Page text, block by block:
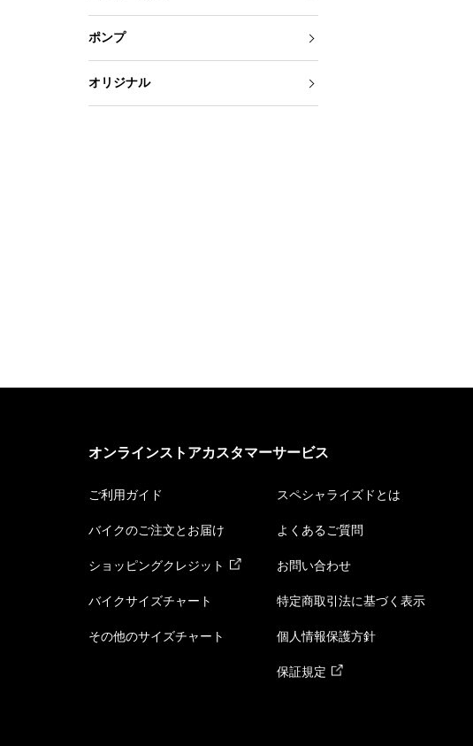
ポンプ
オリジナル
オンラインストアカスタマーサービス
ご利用ガイド
バイクのご注文とお届け
ショッピングクレジット
バイクサイズチャート
その他のサイズチャート
スペシャライズドとは
よくあるご質問
お問い合わせ
特定商取引法に基づく表示
個人情報保護方針
保証規定